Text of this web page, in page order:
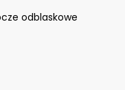
odblaskowe